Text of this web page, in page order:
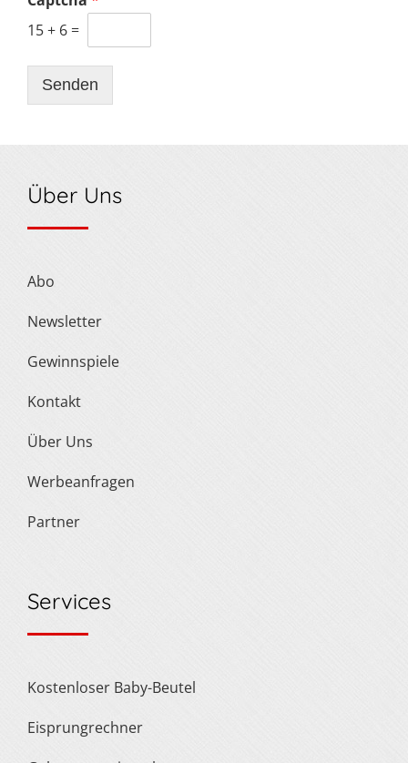
15+ 6 =
Senden
Über Uns
Abo
Newsletter
Gewinnspiele
Kontakt
Über Uns
Werbeanfragen
Partner
Services
Kostenloser Baby-Beutel
Eisprungrechner